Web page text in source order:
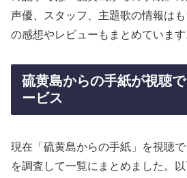
声優、スタッフ、主題歌の情報は
の感想やレビューもまとめています
硫黄島からの手紙が視聴
ービス
現在「硫黄島からの手紙」を視聴
を調査して一覧にまとめました。